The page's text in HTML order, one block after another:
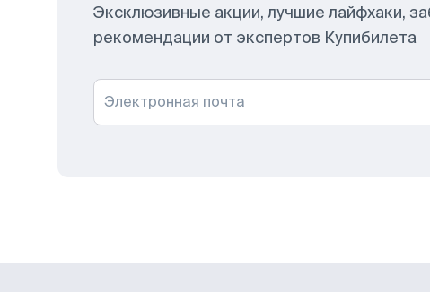
Эксклюзивные акции, лучшие лайфхаки,
рекомендации от экспертов Купибилета
Электронная почта